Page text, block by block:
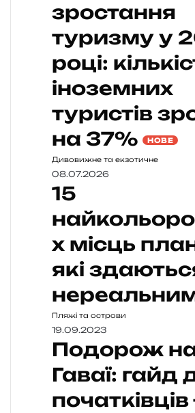
зростання
туризму у
році:
іноземних
туристів
на 37%
НОВЕ
Дивовижне та екзотичне
08.07.2026
15
х місць
які
Пляжі та острови
19.09.2023
Подорож
Гаваї: гайд